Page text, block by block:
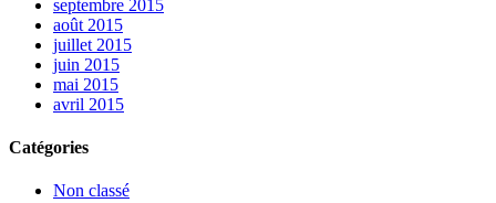
septembre 2015
août 2015
juillet 2015
juin 2015
mai 2015
avril 2015
Catégories
Non classé